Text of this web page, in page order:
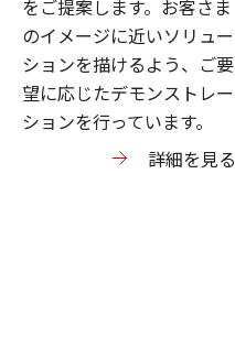
をご提案します。お客さま
のイメージに近いソリュー
ションを描けるよう、ご要
望に応じたデモンストレー
ションを行っています。
詳細を見る